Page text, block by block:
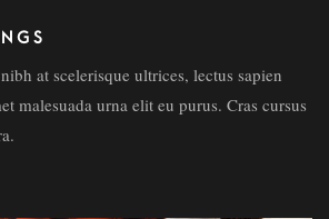
at scelerisque ultrices, lectus sapien
malesuada urna elit eu purus. Cras cursus